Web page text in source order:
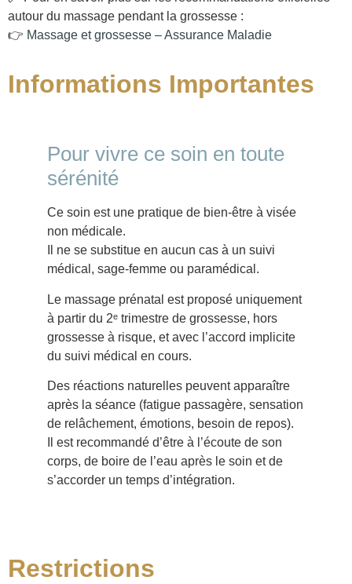
autour du massage pendant la grossesse :
👉 Massage et grossesse – Assurance Maladie
Informations Importantes
Pour vivre ce soin en toute
sérénité
Ce soin est une pratique de bien-être à visée
non médicale.
Il ne se substitue en aucun cas à un suivi
médical, sage-femme ou paramédical.
Le massage prénatal est proposé uniquement
à partir du 2ᵉ trimestre de grossesse, hors
grossesse à risque, et avec l’accord implicite
du suivi médical en cours.
Des réactions naturelles peuvent apparaître
après la séance (fatigue passagère, sensation
de relâchement, émotions, besoin de repos).
Il est recommandé d’être à l’écoute de son
corps, de boire de l’eau après le soin et de
s’accorder un temps d’intégration.
Restrictions